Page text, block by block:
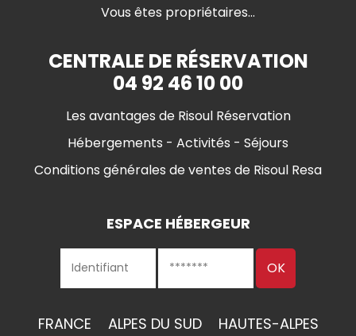
Vous êtes propriétaires...
CENTRALE DE RÉSERVATION
04 92 46 10 00
Les avantages de Risoul Réservation
Hébergements - Activités - Séjours
Conditions générales de ventes de Risoul Resa
ESPACE HÉBERGEUR
FRANCE ALPES DU SUD HAUTES-ALPES